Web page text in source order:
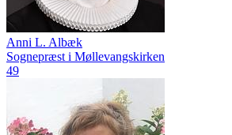
Anni L. Albæk
Sognepræst i Møllevangskirken
49